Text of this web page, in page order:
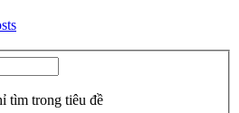
tìm trong tiêu đề